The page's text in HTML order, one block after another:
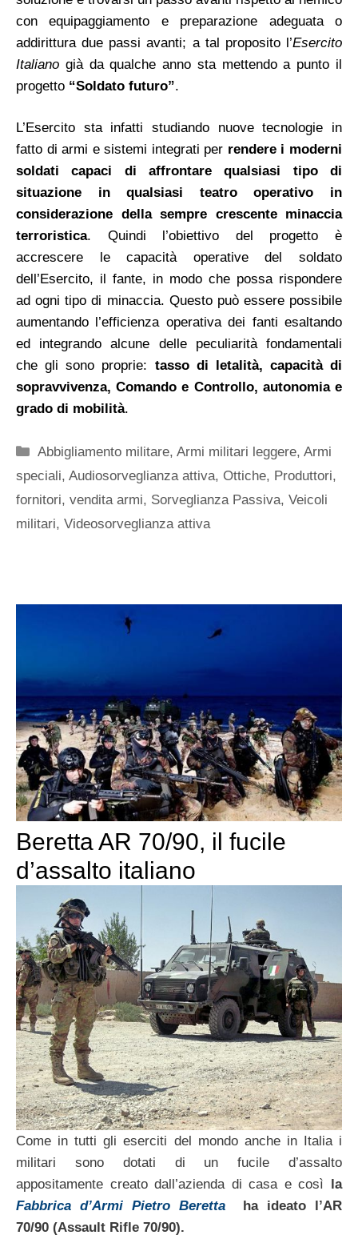
con equipaggiamento e preparazione adeguata o
addirittura due passi avanti; a tal proposito l’Esercito
Italiano già da qualche anno sta mettendo a punto il
progetto “Soldato futuro”.
L’Esercito sta infatti studiando nuove tecnologie in
fatto di armi e sistemi integrati per rendere i moderni
soldati capaci di affrontare qualsiasi tipo di
situazione in qualsiasi teatro operativo in
considerazione della sempre crescente minaccia
terroristica. Quindi l’obiettivo del progetto è
accrescere le capacità operative del soldato
dell’Esercito, il fante, in modo che possa rispondere
ad ogni tipo di minaccia. Questo può essere possibile
aumentando l’efficienza operativa dei fanti esaltando
ed integrando alcune delle peculiarità fondamentali
che gli sono proprie: tasso di letalità, capacità di
sopravvivenza, Comando e Controllo, autonomia e
grado di mobilità.
Categorie
Abbigliamento militare,Armi militari leggere,Armi
speciali, Audiosorveglianza attiva, Ottiche, Produttori,
fornitori, vendita armi, Sorveglianza Passiva, Veicoli
militari, Videosorveglianza attiva
Beretta AR 70/90, il fucile
d’assalto italiano
Come in tutti gli eserciti del mondo anche in Italia i
militari sono dotati di un fucile d’assalto
appositamente creato dall’azienda di casa e così la
Fabbrica d’Armi Pietro Beretta ha ideato l’AR
70/90 (Assault Rifle 70/90).